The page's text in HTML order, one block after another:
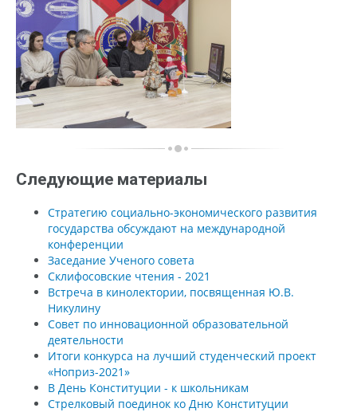
Следующие материалы
Стратегию социально-экономического развития
государства обсуждают на международной
конференции
Заседание Ученого совета
Склифосовские чтения - 2021
Встреча в кинолектории, посвященная Ю.В.
Никулину
Совет по инновационной образовательной
деятельности
Итоги конкурса на лучший студенческий проект
«Ноприз-2021»
В День Конституции - к школьникам
Стрелковый поединок ко Дню Конституции